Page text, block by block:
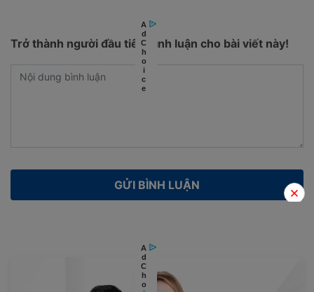
Trở thành người đầu tiên bình luận cho bài viết này!